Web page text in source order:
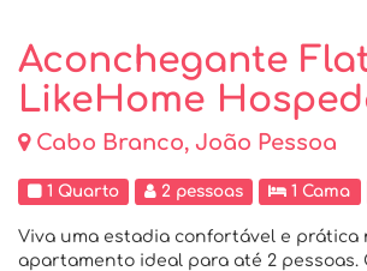
Aconchegante
LikeHome
Cabo Branco, João Pessoa
1 Quarto 2 pessoas 1 Cama
Viva uma estadia confortável e prática
apartamento ideal para até 2 pessoas.